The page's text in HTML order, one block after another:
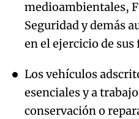
medioambientales,
Seguridad y demás
en el ejercicio de sus
Los vehículos
esenciales y a
conservación o